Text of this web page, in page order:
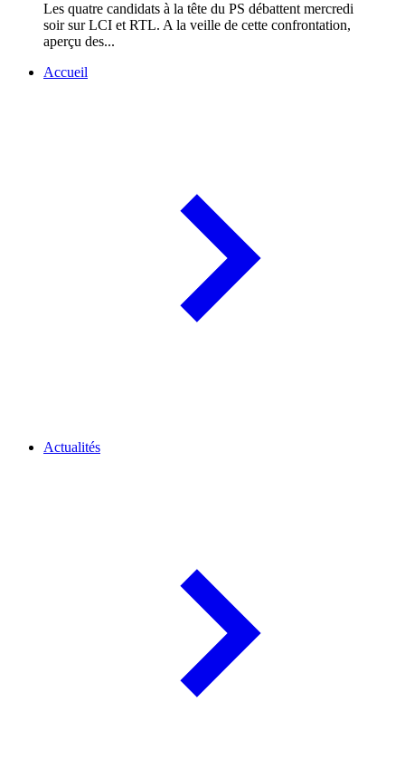
Les quatre candidats à la tête du PS débattent mercredi
soir sur LCI et RTL. A la veille de cette confrontation,
aperçu des...
Accueil
Actualités